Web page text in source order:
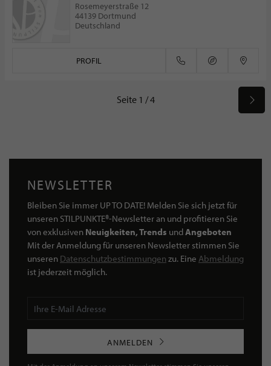
Rosemeyerstraße 12
44139 Dortmund
Deutschland
PROFIL
Seite 1 / 4
NEWSLETTER
Bleiben Sie immer UP TO DATE! Melden Sie sich jetzt für
unseren STILPUNKTE®-Newsletter an und profitieren Sie
von exklusiven Neuigkeiten, Trends undAngeboten
Mit der Anmeldung für unseren Newsletter stimmen Sie
unseren Datenschutzbestimmungen zu. Eine Abmeldung
ist jederzeit möglich.
ANMELDEN